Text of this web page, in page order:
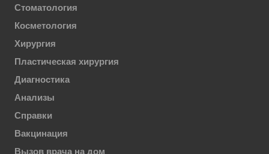
Стоматология
Косметология
Хирургия
Пластическая хирургия
Диагностика
Анализы
Справки
Вакцинация
Вызов врача на дом